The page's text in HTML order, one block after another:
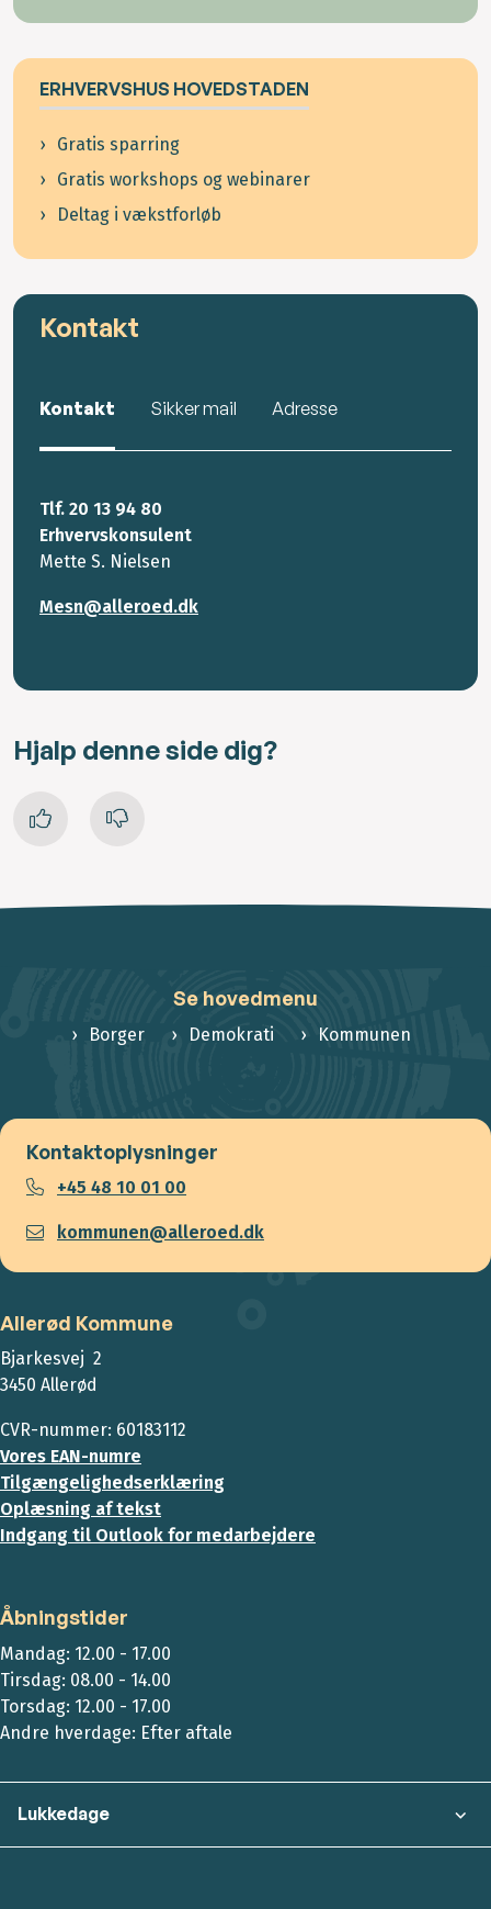
ERHVERVSHUS HOVEDSTADEN
Gratis sparring
Gratis workshops og webinarer
Deltag i vækstforløb
Kontakt
Kontakt Sikker mail Adresse
Tlf. 20 13 94 80
Erhvervskonsulent
Mette S. Nielsen
Mesn@alleroed.dk
Hjalp denne side dig?
Se hovedmenu
Borger Demokrati Kommunen
Kontaktoplysninger
+45 48 10 01 00
kommunen@alleroed.dk
Allerød Kommune
Bjarkesvej 2
3450 Allerød
CVR-nummer: 60183112
Vores EAN-numre
Tilgængelighedserklæring
Oplæsning af tekst
Indgang til Outlook for medarbejdere
Åbningstider
Mandag: 12.00 - 17.00
Tirsdag: 08.00 - 14.00
Torsdag: 12.00 - 17.00
Andre hverdage: Efter aftale
Lukkedage